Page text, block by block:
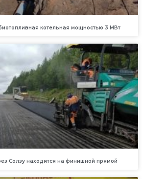
котельная мощностью 3 МВт
Солзу находятся на финишной прямой